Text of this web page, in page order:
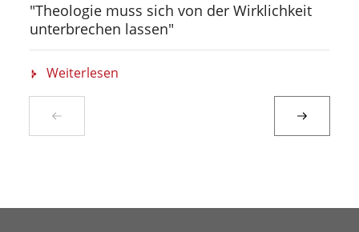
"Theologie muss sich von der Wirklichkeit
unterbrechen lassen"
Weiterlesen